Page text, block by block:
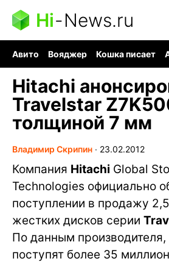
Hi-News.ru
Авито Вояджер Кошка писает
Hitachi
Travelstar
толщиной 7 мм
Владимир Скрипин ∙ 23.02.2012
Компания Hitachi Global
Technologies официально
поступлении в продажу
жестких дисков серии
По данным
поступят более 35